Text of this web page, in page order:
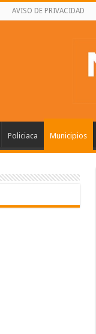
AVISO DE PRIVACIDAD
Policiaca Municipios